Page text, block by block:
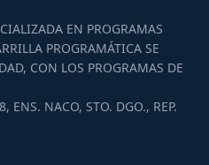
EN PROGRAMAS
PROGRAMÁTICA SE
CON LOS PROGRAMAS DE
ENS. NACO, STO. DGO., REP.